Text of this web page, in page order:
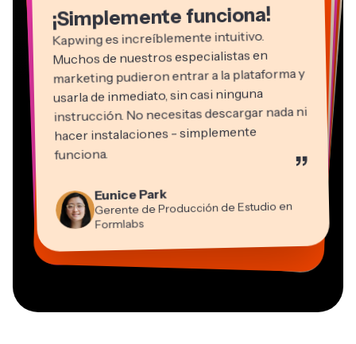
¡Simplemente funciona!
Kapwing es increíblemente intuitivo.
Muchos de nuestros especialistas en
marketing pudieron entrar a la plataforma y
usarla de inmediato, sin casi ninguna
instrucción. No necesitas descargar nada ni
hacer instalaciones - simplemente
funciona. ”
Eunice Park
Gerente de Producción de Estudio en
Formlabs
Vannesia Darby
CEO en MOXIE Nashville
Grant Taleck
Co-Fundador en
Socio Director en EPATHLON
Kerry-lee Farla
Youtuber
Gracie Peng
Director de Contenido
Martin James
Editor de video
Heidi Rae
Educación
Consultor
Mitch Rawlings
Freelancer de Servicios de Información
Dina Segovia
Trabajador freelance virtual